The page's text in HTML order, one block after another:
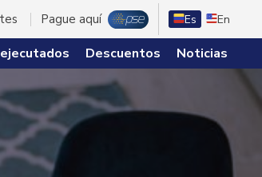
Pague aquí Es En
Descuentos Noticias